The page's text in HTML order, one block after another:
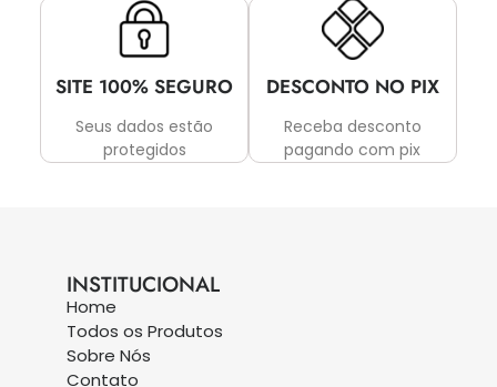
SITE 100% SEGURO
Seus dados estão
protegidos
DESCONTO NO PIX
Receba desconto
pagando com pix
INSTITUCIONAL
Home
Todos os Produtos
Sobre Nós
Contato